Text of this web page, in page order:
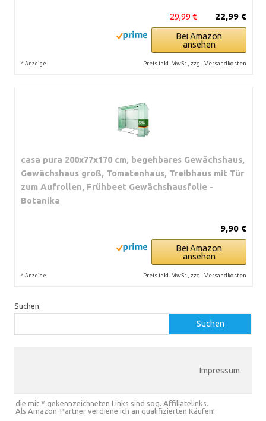
22,99 €
29,99 €
Bei Amazon
ansehen
* Anzeige Preis inkl. MwSt., zzgl. Versandkosten
casa pura 200x77x170 cm, begehbares Gewächshaus,
Gewächshaus groß, Tomatenhaus, Treibhaus mit Tür
zum Aufrollen, Frühbeet Gewächshausfolie -
Botanika
9,90 €
Bei Amazon
ansehen
* Anzeige Preis inkl. MwSt., zzgl. Versandkosten
Suchen
Suchen
Impressum
die mit * gekennzeichneten Links sind sog. Affiliatelinks.
Als Amazon-Partner verdiene ich an qualifizierten Käufen!